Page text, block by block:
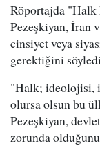
Röportajda "Halk
Pezeşkiyan, İran
cinsiyet veya
gerektiğini
"Halk; ideolojisi,
olursa olsun bu
Pezeşkiyan,
zorunda